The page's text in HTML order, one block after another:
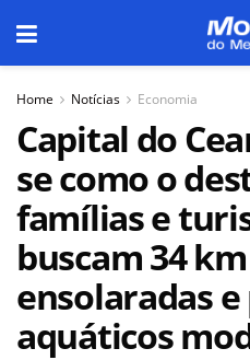
Home Notícias Economia
Capital do
se como o
famílias e
buscam 34
ensolaradas
aquáticos